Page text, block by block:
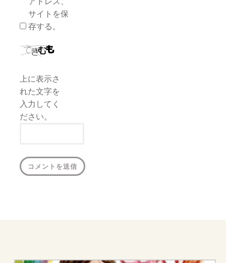
サイトを保
存する。
上に表示さ
れた文字を
入力してく
ださい。